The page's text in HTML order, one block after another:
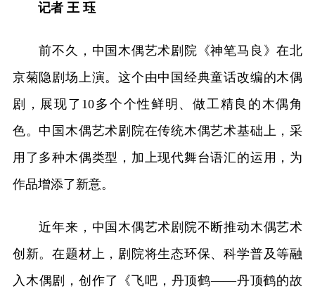
记者 王 珏
前不久，中国木偶艺术剧院《神笔马良》在北
京菊隐剧场上演。这个由中国经典童话改编的木偶
剧，展现了10多个个性鲜明、做工精良的木偶角
色。中国木偶艺术剧院在传统木偶艺术基础上，采
用了多种木偶类型，加上现代舞台语汇的运用，为
作品增添了新意。
近年来，中国木偶艺术剧院不断推动木偶艺术
创新。在题材上，剧院将生态环保、科学普及等融
入木偶剧，创作了《飞吧，丹顶鹤——丹顶鹤的故